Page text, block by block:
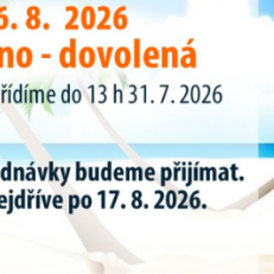
140 g/m2
a rychleschnoucí
na zip
na zip